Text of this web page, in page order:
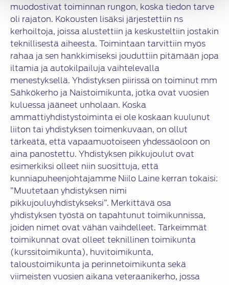
muodostivat toiminnan rungon, koska tiedon tarve
oli rajaton. Kokousten lisäksi järjestettiin ns
kerhoiltoja, joissa alustettiin ja keskusteltiin jostakin
teknillisestä aiheesta. Toimintaan tarvittiin myös
rahaa ja sen hankkimiseksi jouduttiin pitämään jopa
iltamia ja autokilpailuja vaihtelevalla
menestyksellä. Yhdistyksen piirissä on toiminut mm
Sähkökerho ja Naistoimikunta, jotka ovat vuosien
kuluessa jääneet unholaan. Koska
ammattiyhdistystoiminta ei ole koskaan kuulunut
liiton tai yhdistyksen toimenkuvaan, on ollut
tärkeätä, että vapaamuotoiseen yhdessäoloon on
aina panostettu. Yhdistyksen pikkujoulut ovat
esimerkiksi olleet niin suosittuja, että
kunniapuheenjohtajamme Niilo Laine kerran tokaisi:
”Muutetaan yhdistyksen nimi
pikkujouluyhdistykseksi”. Merkittävä osa
yhdistyksen työstä on tapahtunut toimikunnissa,
joiden nimet ovat vähän vaihdelleet. Tärkeimmät
toimikunnat ovat olleet teknillinen toimikunta
(kurssitoimikunta), huvitoimikunta,
taloustoimikunta ja perinnetoimikunta sekä
viimeisten vuosien aikana veteraanikerho, jossa